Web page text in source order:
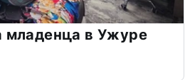
младенца в Ужуре